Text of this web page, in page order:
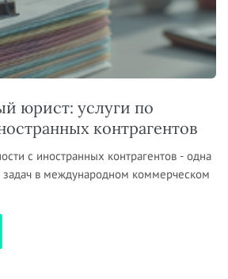
юрист: услуги по
контрагентов
с иностранных контрагентов - одна
в международном коммерческом